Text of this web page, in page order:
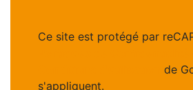
Ce site est protégé par
de
s'appliquent.